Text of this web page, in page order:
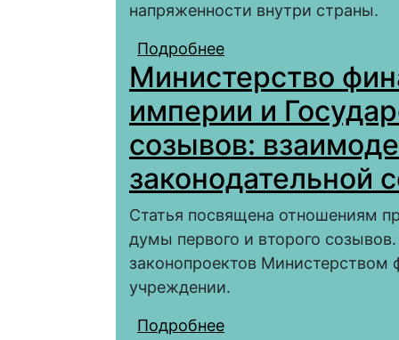
напряженности внутри страны.
Подробнее
ПОСЛЕ
Министерство
империи и
созывов:
законодательной
Статья посвящена отношениям
думы первого и второго
законопроектов Министерством
учреждении.
Подробнее